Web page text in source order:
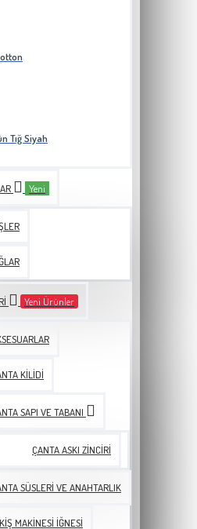
Tığ Siyah
Yeni
Yeni Ürünler
KILIDI
SAPI VE TABANI
ÇANTA ASKI ZINCIRI
SÜSLERI VE ANAHTARLIK
MAKINESI İĞNESI